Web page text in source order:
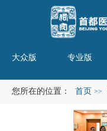
大众版 专业版
您所在的位置： 首页 >>